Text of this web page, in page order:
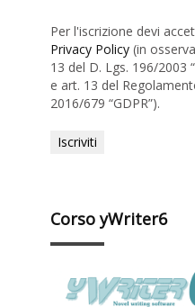
Per l'iscrizione devi
Privacy Policy (in
13 del D. Lgs. 196/2003
e art. 13 del
2016/679 “GDPR”).
Corso yWriter6